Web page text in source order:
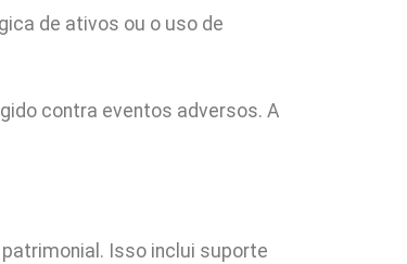
de ativos ou o uso de
contra eventos adversos. A
Isso inclui suporte